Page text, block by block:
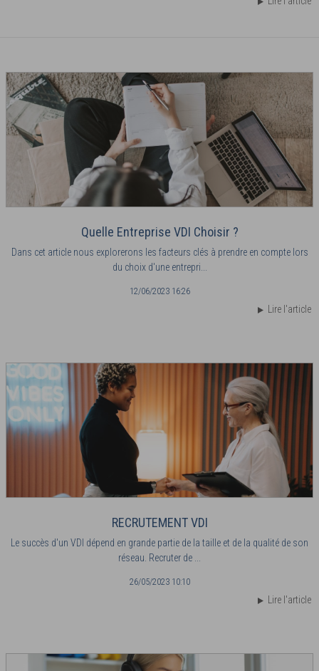
Quelle Entreprise VDI Choisir ?
Dans cet article nous explorerons les facteurs clés à prendre en compte lors
du choix d'une entrepri...
12/06/2023 16:26
Lire l'article
RECRUTEMENT VDI
Le succès d'un VDI dépend en grande partie de la taille et de la qualité de son
réseau. Recruter de ...
26/05/2023 10:10
Lire l'article